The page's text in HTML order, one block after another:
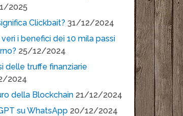
2025
Clickbait? 31/12/2024
i benefici dei 10 mila passi
25/12/2024
delle truffe finanziarie
2024
della Blockchain 21/12/2024
su WhatsApp 20/12/2024